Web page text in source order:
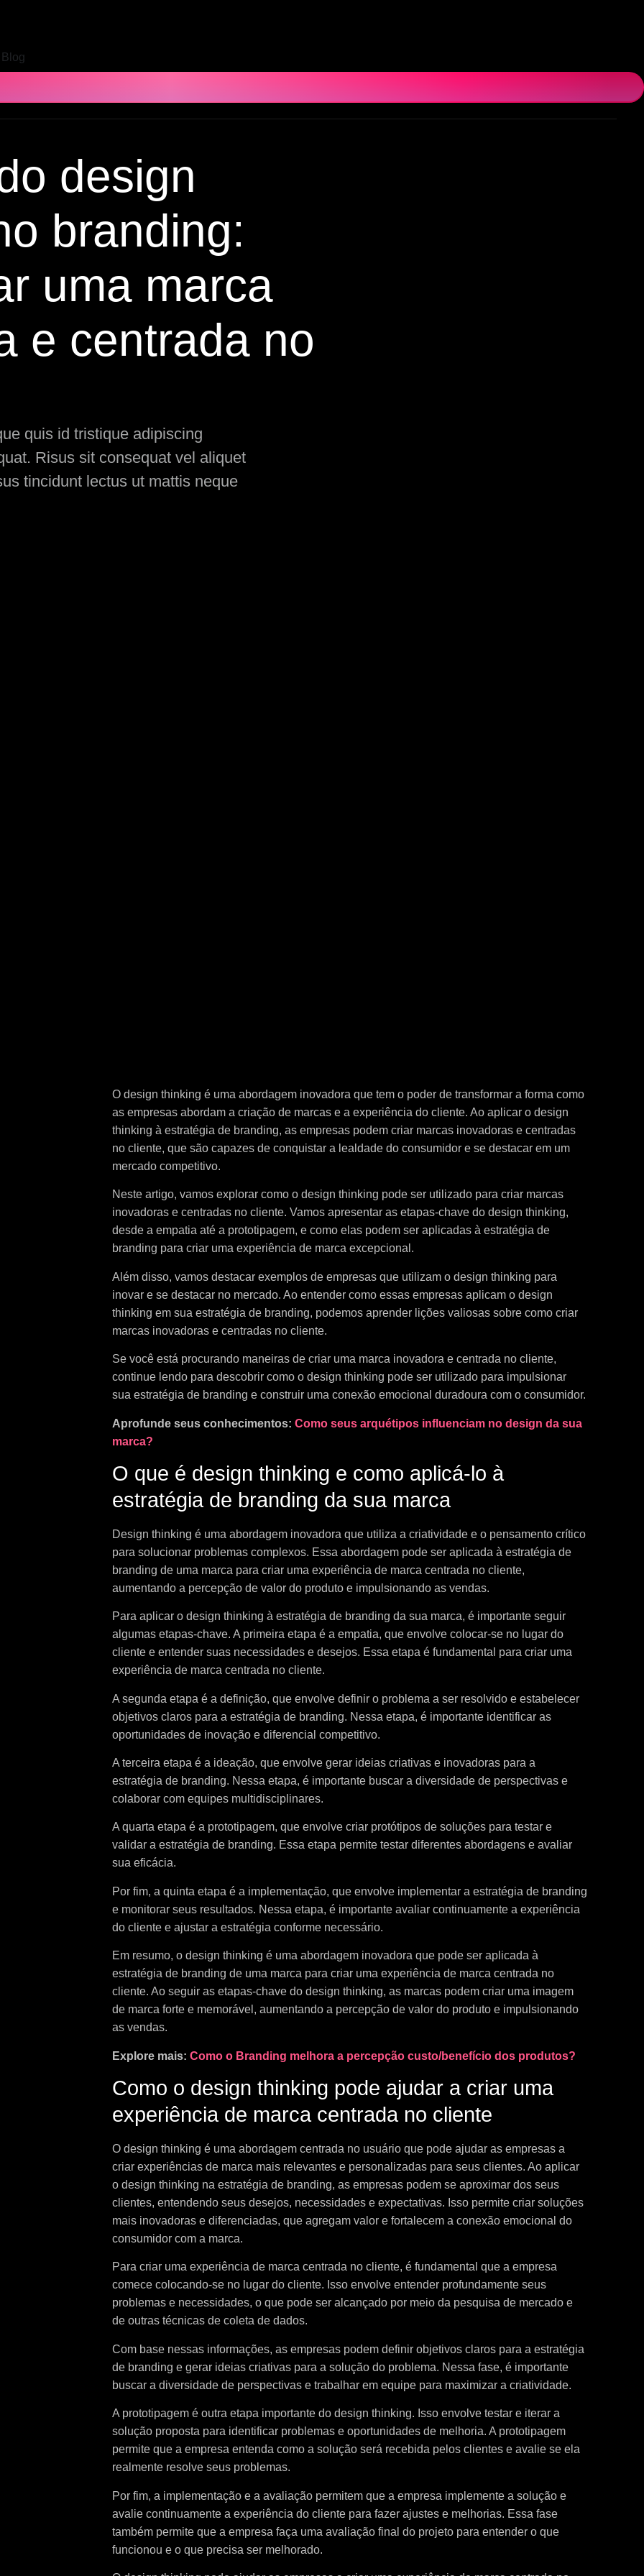
Blog
design
branding:
uma marca
e centrada no
quis id tristique adipiscing
Risus sit consequat vel aliquet
tincidunt lectus ut mattis neque
O design thinking é uma abordagem inovadora que tem o poder de transformar a forma como
as empresas abordam a criação de marcas e a experiência do cliente. Ao aplicar o design
thinking à estratégia de branding, as empresas podem criar marcas inovadoras e centradas
no cliente, que são capazes de conquistar a lealdade do consumidor e se destacar em um
mercado competitivo.
Neste artigo, vamos explorar como o design thinking pode ser utilizado para criar marcas
inovadoras e centradas no cliente. Vamos apresentar as etapas-chave do design thinking,
desde a empatia até a prototipagem, e como elas podem ser aplicadas à estratégia de
branding para criar uma experiência de marca excepcional.
Além disso, vamos destacar exemplos de empresas que utilizam o design thinking para
inovar e se destacar no mercado. Ao entender como essas empresas aplicam o design
thinking em sua estratégia de branding, podemos aprender lições valiosas sobre como criar
marcas inovadoras e centradas no cliente.
Se você está procurando maneiras de criar uma marca inovadora e centrada no cliente,
continue lendo para descobrir como o design thinking pode ser utilizado para impulsionar
sua estratégia de branding e construir uma conexão emocional duradoura com o consumidor.
Aprofunde seus conhecimentos: Como seus arquétipos influenciam no design da sua
marca?
O que é design thinking e como aplicá-lo à
estratégia de branding da sua marca
Design thinking é uma abordagem inovadora que utiliza a criatividade e o pensamento crítico
para solucionar problemas complexos. Essa abordagem pode ser aplicada à estratégia de
branding de uma marca para criar uma experiência de marca centrada no cliente,
aumentando a percepção de valor do produto e impulsionando as vendas.
Para aplicar o design thinking à estratégia de branding da sua marca, é importante seguir
algumas etapas-chave. A primeira etapa é a empatia, que envolve colocar-se no lugar do
cliente e entender suas necessidades e desejos. Essa etapa é fundamental para criar uma
experiência de marca centrada no cliente.
A segunda etapa é a definição, que envolve definir o problema a ser resolvido e estabelecer
objetivos claros para a estratégia de branding. Nessa etapa, é importante identificar as
oportunidades de inovação e diferencial competitivo.
A terceira etapa é a ideação, que envolve gerar ideias criativas e inovadoras para a
estratégia de branding. Nessa etapa, é importante buscar a diversidade de perspectivas e
colaborar com equipes multidisciplinares.
A quarta etapa é a prototipagem, que envolve criar protótipos de soluções para testar e
validar a estratégia de branding. Essa etapa permite testar diferentes abordagens e avaliar
sua eficácia.
Por fim, a quinta etapa é a implementação, que envolve implementar a estratégia de branding
e monitorar seus resultados. Nessa etapa, é importante avaliar continuamente a experiência
do cliente e ajustar a estratégia conforme necessário.
Em resumo, o design thinking é uma abordagem inovadora que pode ser aplicada à
estratégia de branding de uma marca para criar uma experiência de marca centrada no
cliente. Ao seguir as etapas-chave do design thinking, as marcas podem criar uma imagem
de marca forte e memorável, aumentando a percepção de valor do produto e impulsionando
as vendas.
Explore mais: Como o Branding melhora a percepção custo/benefício dos produtos?
Como o design thinking pode ajudar a criar uma
experiência de marca centrada no cliente
O design thinking é uma abordagem centrada no usuário que pode ajudar as empresas a
criar experiências de marca mais relevantes e personalizadas para seus clientes. Ao aplicar
o design thinking na estratégia de branding, as empresas podem se aproximar dos seus
clientes, entendendo seus desejos, necessidades e expectativas. Isso permite criar soluções
mais inovadoras e diferenciadas, que agregam valor e fortalecem a conexão emocional do
consumidor com a marca.
Para criar uma experiência de marca centrada no cliente, é fundamental que a empresa
comece colocando-se no lugar do cliente. Isso envolve entender profundamente seus
problemas e necessidades, o que pode ser alcançado por meio da pesquisa de mercado e
de outras técnicas de coleta de dados.
Com base nessas informações, as empresas podem definir objetivos claros para a estratégia
de branding e gerar ideias criativas para a solução do problema. Nessa fase, é importante
buscar a diversidade de perspectivas e trabalhar em equipe para maximizar a criatividade.
A prototipagem é outra etapa importante do design thinking. Isso envolve testar e iterar a
solução proposta para identificar problemas e oportunidades de melhoria. A prototipagem
permite que a empresa entenda como a solução será recebida pelos clientes e avalie se ela
realmente resolve seus problemas.
Por fim, a implementação e a avaliação permitem que a empresa implemente a solução e
avalie continuamente a experiência do cliente para fazer ajustes e melhorias. Essa fase
também permite que a empresa faça uma avaliação final do projeto para entender o que
funcionou e o que precisa ser melhorado.